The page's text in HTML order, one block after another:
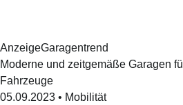
AnzeigeGaragentrend
Moderne und zeitgemäße Garagen
Fahrzeuge
05.09.2023 • Mobilität